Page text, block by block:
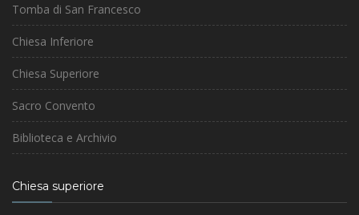
Tomba di San Francesco
Chiesa Inferiore
Chiesa Superiore
Sacro Convento
Biblioteca e Archivio
Chiesa superiore